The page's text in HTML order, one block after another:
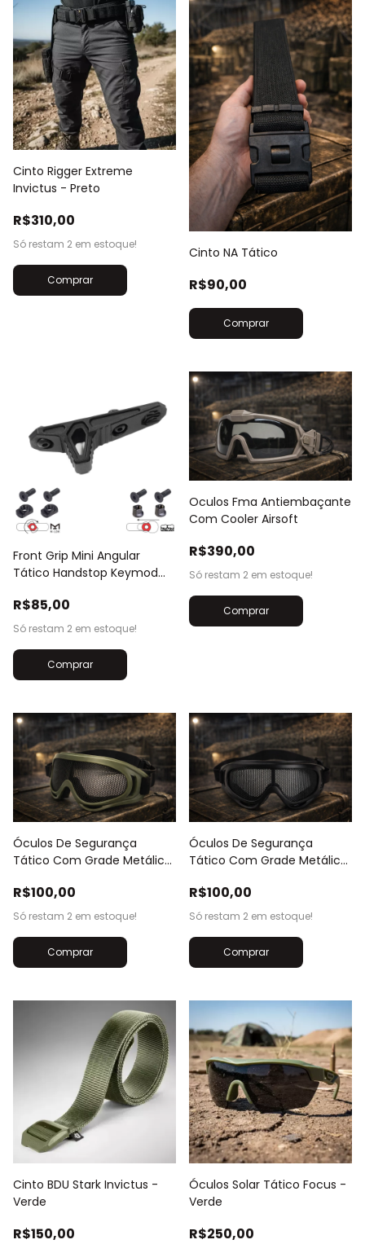
Cinto Rigger Extreme
Invictus - Preto
R$310,00
Só restam 2 em estoque!
Comprar
Cinto NA Tático
R$90,00
Front Grip Mini Angular
Tático Handstop Keymod
R$85,00
Só restam 2 em estoque!
Oculos Fma Antiembaçante
Com Cooler Airsoft
R$390,00
Só restam 2 em estoque!
Óculos De Segurança
Tático Com Grade Metálica
R$100,00
Só restam 2 em estoque!
Óculos De Segurança
Tático Com Grade Metálica
R$100,00
Só restam 2 em estoque!
Cinto BDU Stark Invictus -
Verde
R$150,00
Óculos Solar Tático Focus -
Verde
R$250,00